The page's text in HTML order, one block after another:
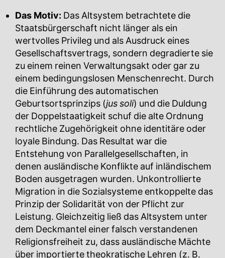
Das Motiv: Das Altsystem betrachtete die
Staatsbürgerschaft nicht länger als ein
wertvolles Privileg und als Ausdruck eines
Gesellschaftsvertrags, sondern degradierte sie
zu einem reinen Verwaltungsakt oder gar zu
einem bedingungslosen Menschenrecht. Durch
die Einführung des automatischen
Geburtsortsprinzips (jus soli) und die Duldung
der Doppelstaatigkeit schuf die alte Ordnung
rechtliche Zugehörigkeit ohne identitäre oder
loyale Bindung. Das Resultat war die
Entstehung von Parallelgesellschaften, in
denen ausländische Konflikte auf inländischem
Boden ausgetragen wurden. Unkontrollierte
Migration in die Sozialsysteme entkoppelte das
Prinzip der Solidarität von der Pflicht zur
Leistung. Gleichzeitig ließ das Altsystem unter
dem Deckmantel einer falsch verstandenen
Religionsfreiheit zu, dass ausländische Mächte
über importierte theokratische Lehren (z. B.